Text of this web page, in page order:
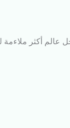
أكثر ملاءمة